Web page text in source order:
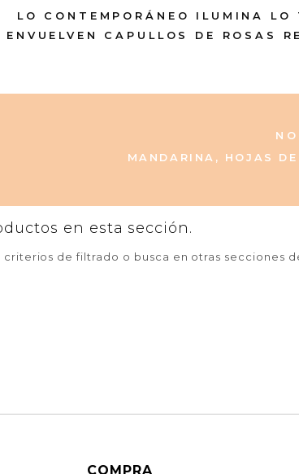
LO CONTEMPORÁNEO ILUMINA
ENVUELVEN CAPULLOS DE ROSAS
MANDARINA, HOJAS
en esta sección.
de filtrado o busca en otras secciones
COMPRA